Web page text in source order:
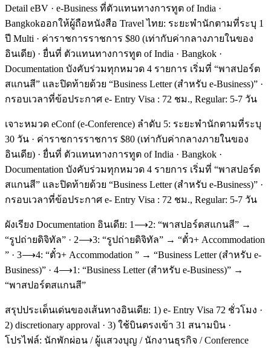
Detail eBV · e-Business ที่ตัวแทนทางการทูต of India ·
Bangkokออกให้ผู้ถือหนังสือ Travel ไทย: ระยะพำนักตามที่ระบุ 1
ปี Multi · ค่าราชการราชการ $80 (เท่ากับค่ากลางภายในของ
อินเดีย) · ยื่นที่ ตัวแทนทางการทูต of India · Bangkok ·
Documentation บังคับร่วมทุกหมวด 4 รายการ เริ่มที่ “พาสปอร์ต
สแกนสี” และปิดท้ายด้วย “Business Letter (สำหรับ e-Business)” ·
กรอบเวลาที่ข้อประกาศ e- Entry Visa : 72 ชม., Regular: 5-7 วัน
เจาะหมวด eConf (e-Conference) ลำดับ 5: ระยะพำนักตามที่ระบุ
30 วัน · ค่าราชการราชการ $80 (เท่ากับค่ากลางภายในของ
อินเดีย) · ยื่นที่ ตัวแทนทางการทูต of India · Bangkok ·
Documentation บังคับร่วมทุกหมวด 4 รายการ เริ่มที่ “พาสปอร์ต
สแกนสี” และปิดท้ายด้วย “Business Letter (สำหรับ e-Business)” ·
กรอบเวลาที่ข้อประกาศ e- Entry Visa : 72 ชม., Regular: 5-7 วัน
ผังเรียง Documentation อินเดีย: 1⟶2: “พาสปอร์ตสแกนสี” →
“รูปถ่ายดิจิทัล” · 2⟶3: “รูปถ่ายดิจิทัล” → “ตั๋ว+ Accommodation
” · 3⟶4: “ตั๋ว+ Accommodation ” → “Business Letter (สำหรับ e-
Business)” · 4⟶1: “Business Letter (สำหรับ e-Business)” →
“พาสปอร์ตสแกนสี”
สรุปประเด็นเด่นของเส้นทางอินเดีย: 1) e- Entry Visa 72 ชั่วโมง ·
2) discretionary approval · 3) ใช้บินตรงเข้า 31 สนามบิน ·
โปรไฟล์: นักพักผ่อน / ผู้แสวงบุญ / นักงานธุรกิจ / Conference